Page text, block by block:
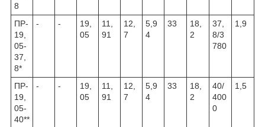
8
ПР-
19,
05-
37,
8*
- -
19,
05
11,
91
12,
7
5,9
4
33
18,
2
37,
8/3
780
1,9
ПР-
19,
05-
40**
- -
19,
05
11,
91
12,
7
5,9
4
33
18,
2
40/
400
0
1,5